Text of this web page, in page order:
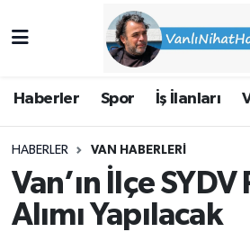
Haberler Spor İş İlanları
HABERLER VAN HABERLERI
Van’ın İlçe SYDV
Alımı Yapılacak
Van Rehberi
İpekyolu Nöbetçi Eczaneler
Süper Lig Puan Durumu ve